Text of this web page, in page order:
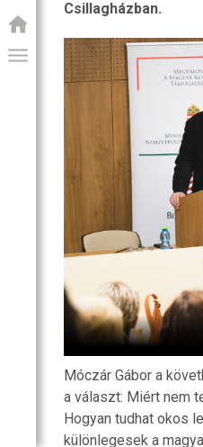
PROGRAM
Csillagházban.
Móczár Gábor a
a választ: Miért nem
Hogyan tudhat okos
különlegesek a